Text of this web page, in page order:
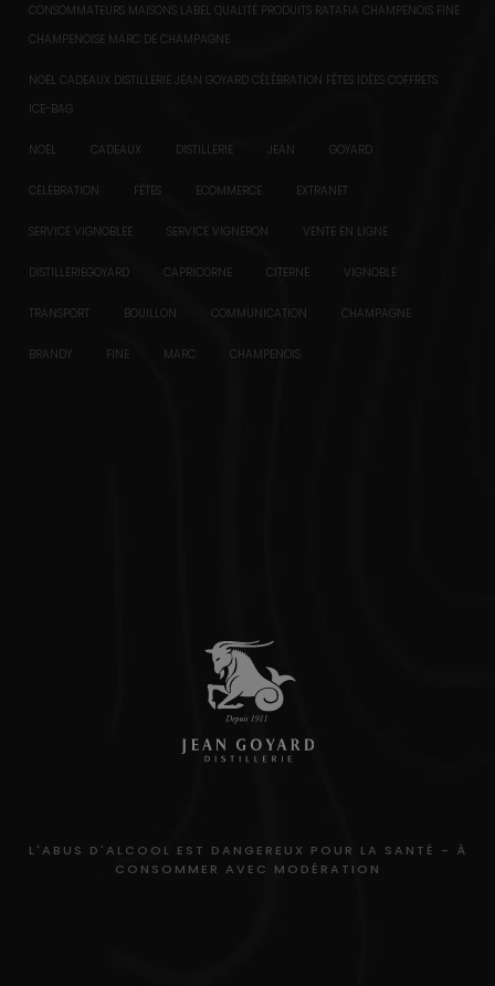
CONSOMMATEURS MAISONS LABEL QUALITÉ PRODUITS RATAFIA CHAMPENOIS FINE
CHAMPENOISE MARC DE CHAMPAGNE
NOËL CADEAUX DISTILLERIE JEAN GOYARD CÉLÉBRATION FÊTES IDÉES COFFRETS
ICE-BAG
NOËL CADEAUX DISTILLERIE JEAN GOYARD
CÉLÉBRATION FÊTES ECOMMERCE EXTRANET
SERVICE VIGNOBLEE SERVICE VIGNERON VENTE EN LIGNE
DISTILLERIEGOYARD CAPRICORNE CITERNE VIGNOBLE
TRANSPORT BOUILLON COMMUNICATION CHAMPAGNE
BRANDY FINE MARC CHAMPENOIS
L'ABUS D'ALCOOL EST DANGEREUX POUR LA SANTÉ - À
CONSOMMER AVEC MODÉRATION